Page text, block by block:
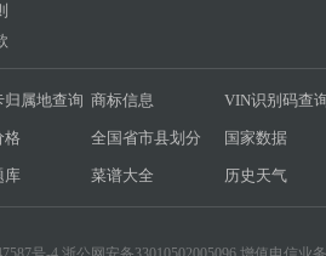
归属地查询 商标信息 VIN识别码查
格 全国省市县划分 国家数据
库 菜谱大全 历史天气